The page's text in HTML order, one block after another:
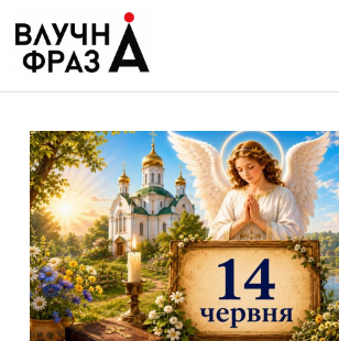
содержимому
Гроші
Життя
Лайфстайл
ТехноНаука
Людина